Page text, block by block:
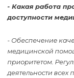
- Какая работа
доступности
- Обеспечение
медицинской
приоритетом.
деятельности